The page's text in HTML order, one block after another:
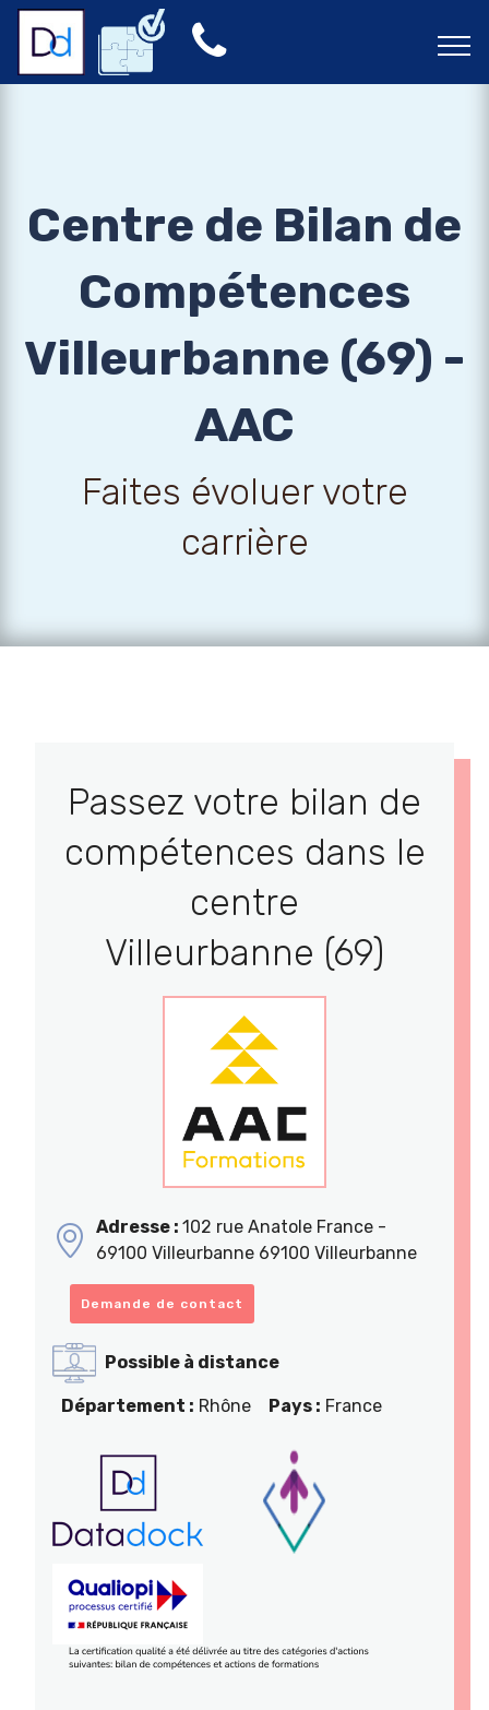
Centre de Bilan de
Compétences
Villeurbanne (69) -
AAC
Faites évoluer votre
carrière
Passez votre bilan de
compétences dans le
centre
Villeurbanne (69)
Adresse : 102 rue Anatole France -
69100 Villeurbanne 69100 Villeurbanne
Demande de contact
Possible à distance
Département : Rhône Pays : France